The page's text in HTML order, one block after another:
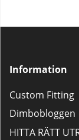
Information
Custom Fitting
Dimbobloggen
HITTA RÄTT